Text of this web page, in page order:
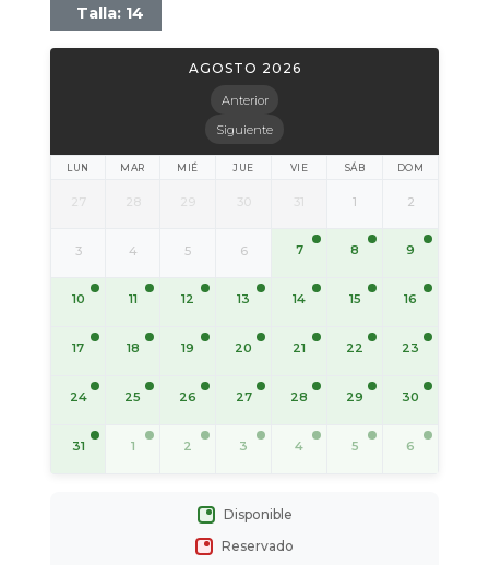
Talla: 14
Anterior
AGOSTO 2026
Siguiente
LUN MAR MIÉ JUE VIE SÁB DOM
27 28 29 30 31 1 2
3 4 5 6 7 8 9
10 11 12 13 14 15 16
17 18 19 20 21 22 23
24 25 26 27 28 29 30
31 1 2 3 4 5 6
Disponible
Reservado